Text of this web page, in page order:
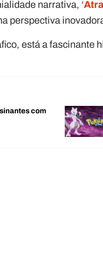
narrativa, ‘
perspectiva
está a fascinante
com